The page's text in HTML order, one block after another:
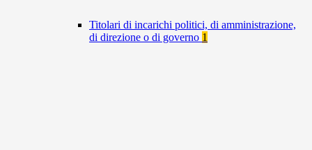
Titolari di incarichi politici, di amministrazione,
di direzione o di governo 1